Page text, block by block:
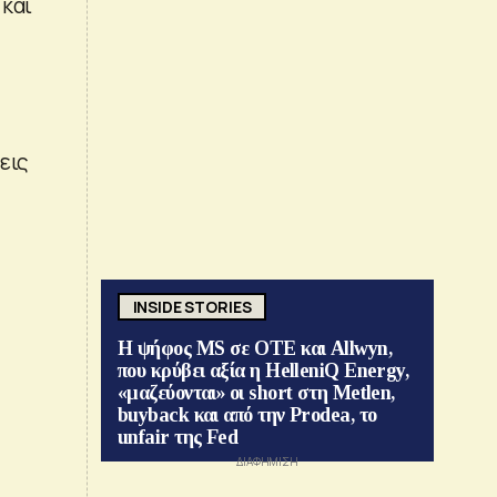
INSIDE STORIES
Η ψήφος MS σε ΟΤΕ και Allwyn,
που κρύβει αξία η HelleniQ Energy,
«μαζεύονται» οι short στη Metlen,
buyback και από την Prodea, το
unfair της Fed